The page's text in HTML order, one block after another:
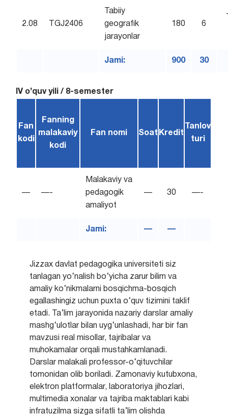
2.08 TGJ2406
Tabiiy
geografik
jarayonlar
180 6
Jami: 900 30
IV o’quv yili / 8-semester
Fan
kodi
Fanning
malakaviy
kodi
Fan nomi Soat Kredit
Tanlov
turi
— —-
Malakaviy va
pedagogik
amaliyot
— 30 —-
Jami: — —
Jizzax davlat pedagogika universiteti siz
tanlagan yo‘nalish bo‘yicha zarur bilim va
amaliy ko‘nikmalarni bosqichma-bosqich
egallashingiz uchun puxta o‘quv tizimini taklif
etadi. Ta’lim jarayonida nazariy darslar amaliy
mashg‘ulotlar bilan uyg‘unlashadi, har bir fan
mavzusi real misollar, tajribalar va
muhokamalar orqali mustahkamlanadi.
Darslar malakali professor-o‘qituvchilar
tomonidan olib boriladi. Zamonaviy kutubxona,
elektron platformalar, laboratoriya jihozlari,
multimedia xonalar va tajriba maktablari kabi
infratuzilma sizga sifatli ta’lim olishda